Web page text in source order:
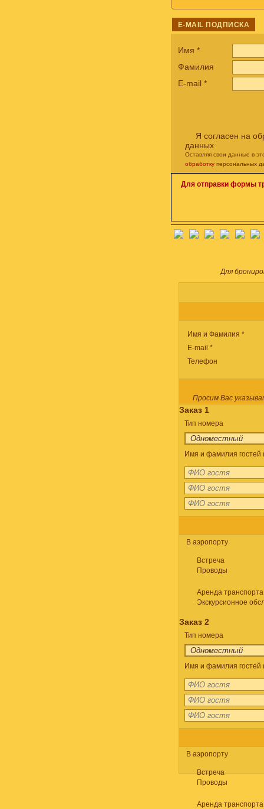
E-MAIL ПОДПИСКА
Имя *
Фамилия
E-mail *
Я согласен на
данных
Оставляя свои данные в
обработку персональных
Для отправки формы
Для
Имя и Фамилия *
E-mail *
Телефон
Просим Вас
Заказ 1
Тип номера
Имя и фамилия гостей
В аэропорту
Встреча
Проводы
Аренда транспорта
Экскурсионное
Заказ 2
Тип номера
Имя и фамилия гостей
В аэропорту
Встреча
Проводы
Аренда транспорта